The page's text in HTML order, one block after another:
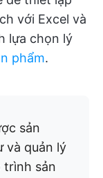
với Excel và
lựa chọn lý
phẩm.
sản
và quản lý
trình sản